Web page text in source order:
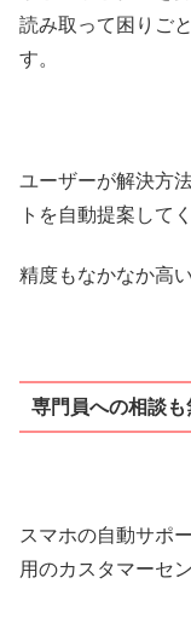
読み取って困りご
す。
ユーザーが解決方
トを自動提案して
精度もなかなか高
専門員への相談も
スマホの自動サポ
用のカスタマーセ